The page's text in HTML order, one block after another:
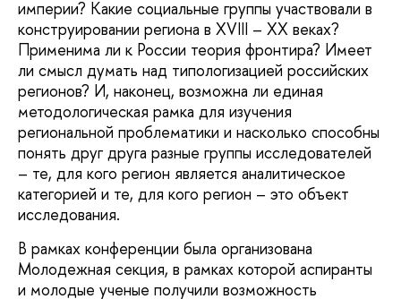
империи? Какие социальные группы участвовали в
конструировании региона в XVIII – XX веках?
Применима ли к России теория фронтира? Имеет
ли смысл думать над типологизацией российских
регионов? И, наконец, возможна ли единая
методологическая рамка для изучения
региональной проблематики и насколько способны
понять друг друга разные группы исследователей
– те, для кого регион является аналитическое
категорией и те, для кого регион – это объект
исследования.
В рамках конференции была организована
Молодежная секция, в рамках которой аспиранты
и молодые ученые получили возможность